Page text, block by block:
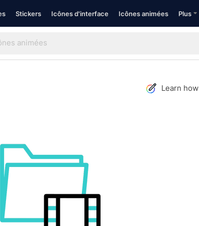
Stickers Icônes d'interface Icônes animées Plus
Learn how